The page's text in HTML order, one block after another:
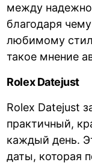
между
благодаря
любимому
такое мнение
Rolex Datejust
Rolex Datejust
практичный,
каждый день.
даты, которая